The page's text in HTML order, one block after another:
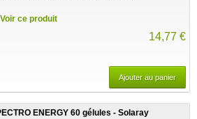
Voir ce produit
14,77 €
Ajouter au panier
ENERGY 60 gélules - Solaray